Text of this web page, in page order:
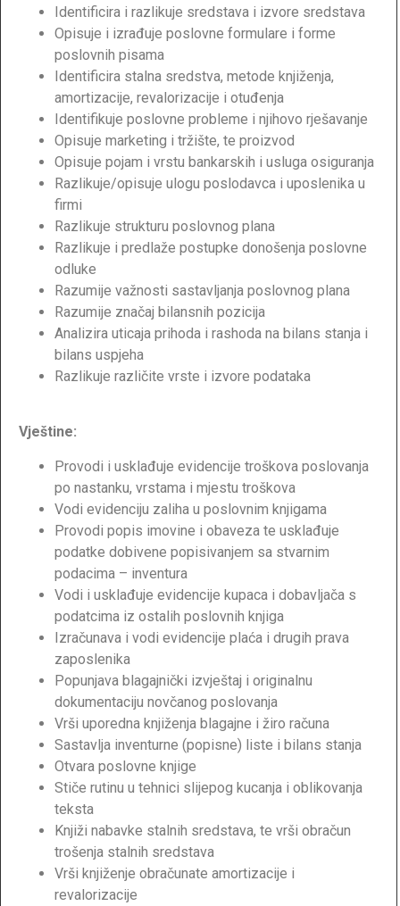
Identificira i razlikuje sredstava i izvore sredstava
Opisuje i izrađuje poslovne formulare i forme
poslovnih pisama
Identificira stalna sredstva, metode knjiženja,
amortizacije, revalorizacije i otuđenja
Identifikuje poslovne probleme i njihovo rješavanje
Opisuje marketing i tržište, te proizvod
Opisuje pojam i vrstu bankarskih i usluga osiguranja
Razlikuje/opisuje ulogu poslodavca i uposlenika u
firmi
Razlikuje strukturu poslovnog plana
Razlikuje i predlaže postupke donošenja poslovne
odluke
Razumije važnosti sastavljanja poslovnog plana
Razumije značaj bilansnih pozicija
Analizira uticaja prihoda i rashoda na bilans stanja i
bilans uspjeha
Razlikuje različite vrste i izvore podataka
Vještine:
Provodi i usklađuje evidencije troškova poslovanja
po nastanku, vrstama i mjestu troškova
Vodi evidenciju zaliha u poslovnim knjigama
Provodi popis imovine i obaveza te usklađuje
podatke dobivene popisivanjem sa stvarnim
podacima – inventura
Vodi i usklađuje evidencije kupaca i dobavljača s
podatcima iz ostalih poslovnih knjiga
Izračunava i vodi evidencije plaća i drugih prava
zaposlenika
Popunjava blagajnički izvještaj i originalnu
dokumentaciju novčanog poslovanja
Vrši uporedna knjiženja blagajne i žiro računa
Sastavlja inventurne (popisne) liste i bilans stanja
Otvara poslovne knjige
Stiče rutinu u tehnici slijepog kucanja i oblikovanja
teksta
Knjiži nabavke stalnih sredstava, te vrši obračun
trošenja stalnih sredstava
Vrši knjiženje obračunate amortizacije i
revalorizacije